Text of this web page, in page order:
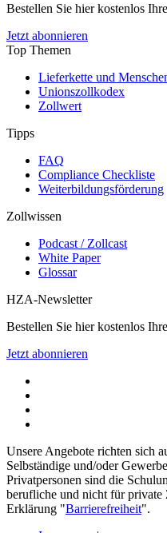
Bestellen Sie hier kostenlos
Jetzt abonnieren
Top Themen
Lieferkette und
Unionszollkodex
Zollwert
Tipps
FAQ
Compliance Checkliste
Weiterbildungsförderung
Zollwissen
Podcast / Zollcast
White Paper
Glossar
HZA-Newsletter
Bestellen Sie hier kostenlos
Jetzt abonnieren
Unsere Angebote richten sich
Selbständige und/oder
Privatpersonen sind die
berufliche und nicht für
Erklärung "Barrierefreiheit".